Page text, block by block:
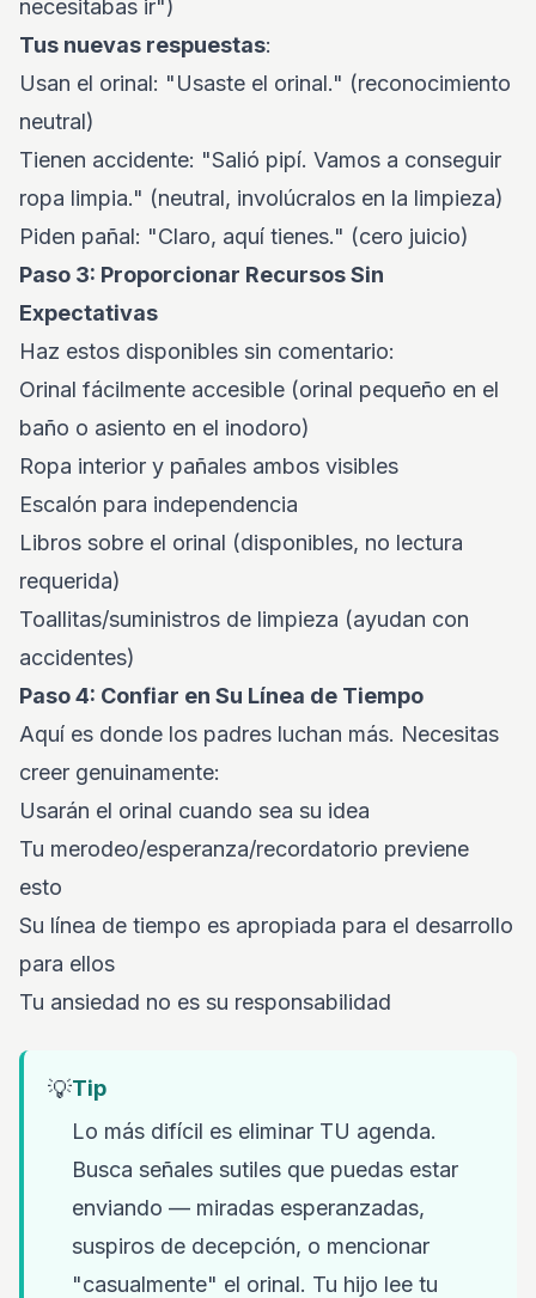
necesitabas ir")
Tus nuevas respuestas:
Usan el orinal: "Usaste el orinal." (reconocimiento
neutral)
Tienen accidente: "Salió pipí. Vamos a conseguir
ropa limpia." (neutral, involúcralos en la limpieza)
Piden pañal: "Claro, aquí tienes." (cero juicio)
Paso 3: Proporcionar Recursos Sin
Expectativas
Haz estos disponibles sin comentario:
Orinal fácilmente accesible (orinal pequeño en el
baño o asiento en el inodoro)
Ropa interior y pañales ambos visibles
Escalón para independencia
Libros sobre el orinal (disponibles, no lectura
requerida)
Toallitas/suministros de limpieza (ayudan con
accidentes)
Paso 4: Confiar en Su Línea de Tiempo
Aquí es donde los padres luchan más. Necesitas
creer genuinamente:
Usarán el orinal cuando sea su idea
Tu merodeo/esperanza/recordatorio previene
esto
Su línea de tiempo es apropiada para el desarrollo
para ellos
Tu ansiedad no es su responsabilidad
💡Tip
Lo más difícil es eliminar TU agenda.
Busca señales sutiles que puedas estar
enviando — miradas esperanzadas,
suspiros de decepción, o mencionar
"casualmente" el orinal. Tu hijo lee tu